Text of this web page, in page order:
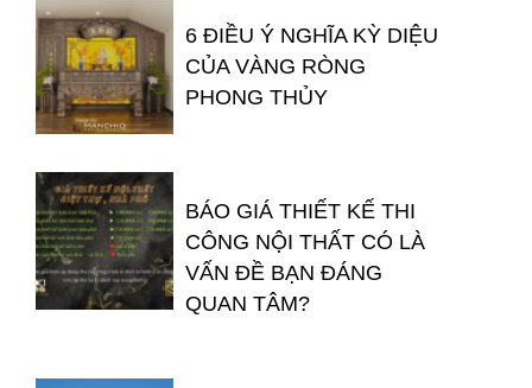
6 ĐIỀU Ý NGHĨA KỲ DIỆU
CỦA VÀNG RÒNG
PHONG THỦY
BÁO GIÁ THIẾT KẾ THI
CÔNG NỘI THẤT CÓ LÀ
VẤN ĐỀ BẠN ĐÁNG
QUAN TÂM?